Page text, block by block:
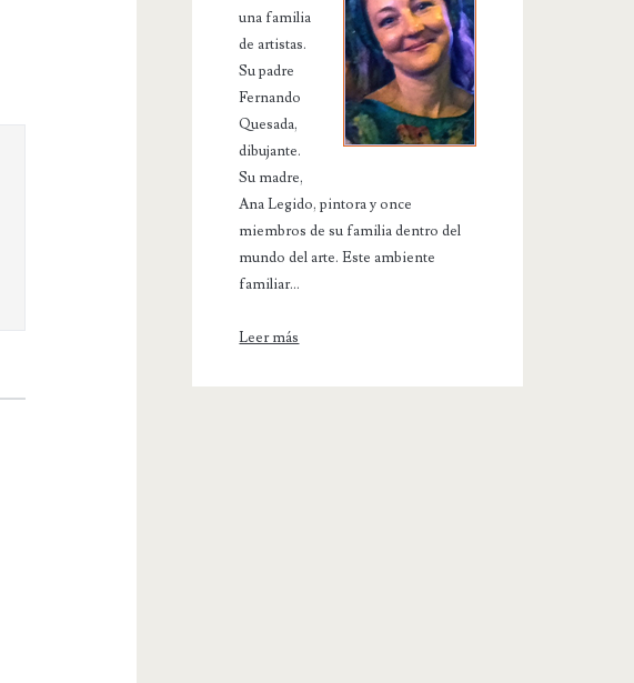
una familia
de artistas.
Su padre
Fernando
Quesada,
dibujante.
Su madre,
Ana Legido, pintora y once
miembros de su familia dentro del
mundo del arte. Este ambiente
familiar...
Leer más